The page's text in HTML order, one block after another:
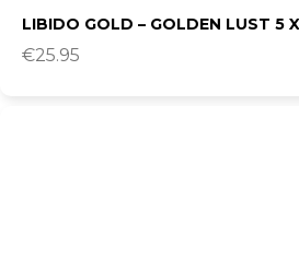
LIBIDO GOLD – GOLDEN LUST 5
€25.95